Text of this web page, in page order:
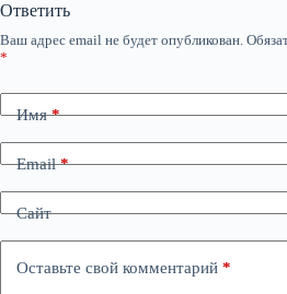
Ответить
Ваш адрес email не будет опубликован.
*
Имя*
Email*
Сайт
Оставьте свой комментарий *